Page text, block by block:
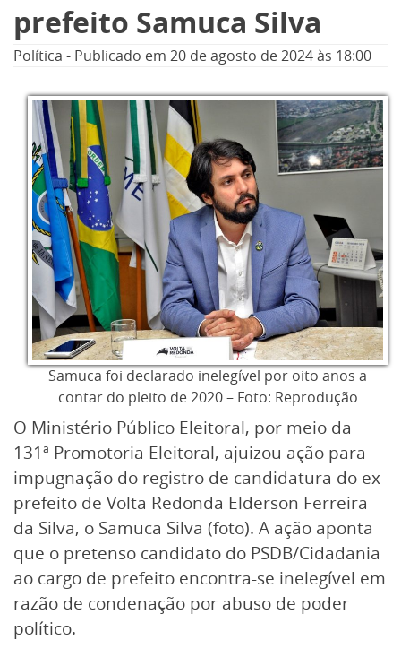
Informe especial
prefeito Samuca Silva
Política - Publicado em 20 de agosto de 2024às 18:00
Samuca foi declarado inelegível por oito anos a
contar do pleito de 2020 – Foto: Reprodução
O Ministério Público Eleitoral, por meio da
131ª Promotoria Eleitoral, ajuizou ação para
impugnação do registro de candidatura do ex-
prefeito de Volta Redonda Elderson Ferreira
da Silva, o Samuca Silva (foto). A ação aponta
que o pretenso candidato do PSDB/Cidadania
ao cargo de prefeito encontra-se inelegível em
razão de condenação por abuso de poder
político.